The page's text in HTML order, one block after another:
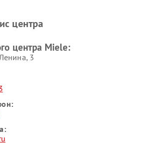
пылесосов Miele
центра
центра Miele:
3